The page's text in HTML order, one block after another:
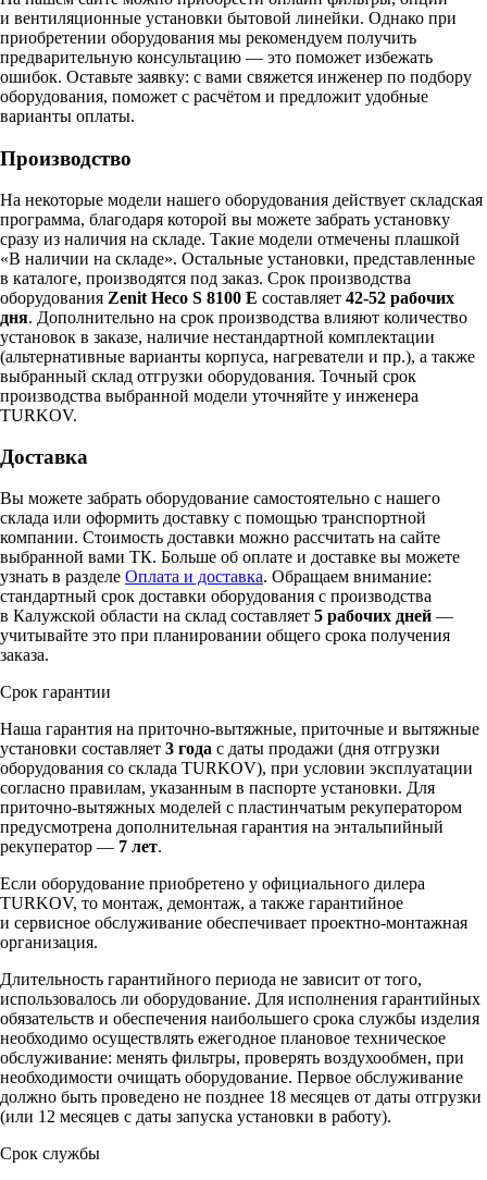
и вентиляционные установки бытовой линейки. Однако при
приобретении оборудования мы рекомендуем получить
предварительную консультацию — это поможет избежать
ошибок. Оставьте заявку: с вами свяжется инженер по подбору
оборудования, поможет с расчётом и предложит удобные
варианты оплаты.
Производство
На некоторые модели нашего оборудования действует складская
программа, благодаря которой вы можете забрать установку
сразу из наличия на складе. Такие модели отмечены плашкой
«В наличии на складе». Остальные установки, представленные
в каталоге, производятся под заказ. Срок производства
оборудования Zenit Heco S 8100 E составляет 42-52 рабочих
дня. Дополнительно на срок производства влияют количество
установок в заказе, наличие нестандартной комплектации
(альтернативные варианты корпуса, нагреватели и пр.), а также
выбранный склад отгрузки оборудования. Точный срок
производства выбранной модели уточняйте у инженера
TURKOV.
Доставка
Вы можете забрать оборудование самостоятельно с нашего
склада или оформить доставку с помощью транспортной
компании. Стоимость доставки можно рассчитать на сайте
выбранной вами ТК. Больше об оплате и доставке вы можете
узнать в разделе Оплата и доставка. Обращаем внимание:
стандартный срок доставки оборудования с производства
в Калужской области на склад составляет 5 рабочих дней —
учитывайте это при планировании общего срока получения
заказа.
Срок гарантии
Наша гарантия на приточно-вытяжные, приточные и вытяжные
установки составляет 3 года с даты продажи (дня отгрузки
оборудования со склада TURKOV), при условии эксплуатации
согласно правилам, указанным в паспорте установки. Для
приточно-вытяжных моделей с пластинчатым рекуператором
предусмотрена дополнительная гарантия на энтальпийный
рекуператор — 7 лет.
Если оборудование приобретено у официального дилера
TURKOV, то монтаж, демонтаж, а также гарантийное
и сервисное обслуживание обеспечивает проектно-монтажная
организация.
Длительность гарантийного периода не зависит от того,
использовалось ли оборудование. Для исполнения гарантийных
обязательств и обеспечения наибольшего срока службы изделия
необходимо осуществлять ежегодное плановое техническое
обслуживание: менять фильтры, проверять воздухообмен, при
необходимости очищать оборудование. Первое обслуживание
должно быть проведено не позднее 18 месяцев от даты отгрузки
(или 12 месяцев с даты запуска установки в работу).
Срок службы